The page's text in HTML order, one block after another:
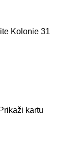
Kolonie 31
Prikaži kartu